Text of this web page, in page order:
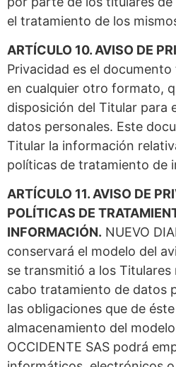
el tratamiento de los
ARTÍCULO 10. AVISO DE
Privacidad es el
en cualquier otro formato,
disposición del Titular para
datos personales. Este
Titular la información
políticas de tratamiento de
ARTÍCULO 11. AVISO DE
POLÍTICAS DE
INFORMACIÓN. NUEVO
conservará el modelo del
se transmitió a los Titulares
cabo tratamiento de datos
las obligaciones que de
almacenamiento del modelo
OCCIDENTE SAS podrá